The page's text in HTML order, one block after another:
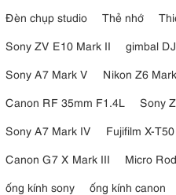
Đèn chụp studio
Thẻ nhớ
Sony ZV E10 Mark II
gimbal
Sony A7 Mark V
Nikon Z6
Canon RF 35mm F1.4L
Sony
Sony A7 Mark IV
Fujifilm X-T50
Canon G7 X Mark III
Micro
ống kính sony
ống kính canon